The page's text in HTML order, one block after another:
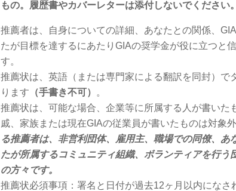
もの。履歴書やカバーレターは添付しないでください。
推薦者は、自身についての詳細、あなたとの関係、
たが目標を達するにあたりGIAの奨学金が役に立つと
す。
推薦状は、英語（または専門家による翻訳を同封）で
ります （手書き不可）
。
推薦状は、可能な場合、企業等に所属する人が書いた
戚、家族または現在GIAの従業員が書いたものは対象外
る推薦者は、非営利団体、雇用主、職場での同僚、あ
たが所属するコミュニティ組織、ボランティアを行う
の方々です。
推薦状必須事項：署名と日付が過去12ヶ月以内になさ